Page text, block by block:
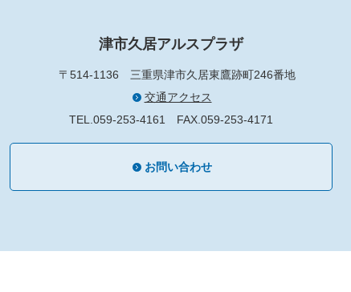
津市久居アルスプラザ
〒514-1136 三重県津市久居東鷹跡町246番地
交通アクセス
TEL.059-253-4161 FAX.059-253-4171
お問い合わせ